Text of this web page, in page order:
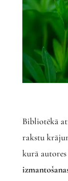
Bibliotēkā
rakstu
kurā